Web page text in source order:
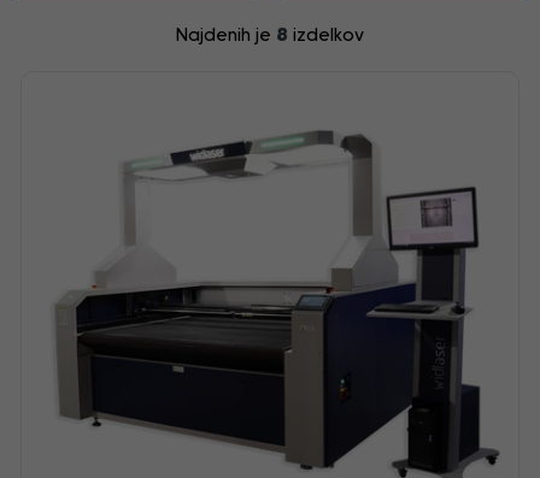
Najdenih je 8 izdelkov